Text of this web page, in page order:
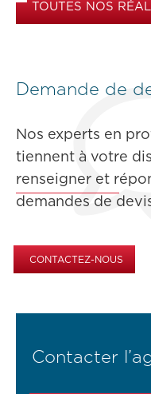
TOUTES NOS
Demande de
Nos experts en
tiennent à votre
renseigner et
demandes de
CONTACTEZ-NOUS
Contacter